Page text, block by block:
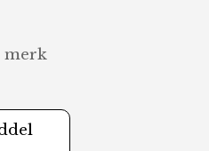
merk